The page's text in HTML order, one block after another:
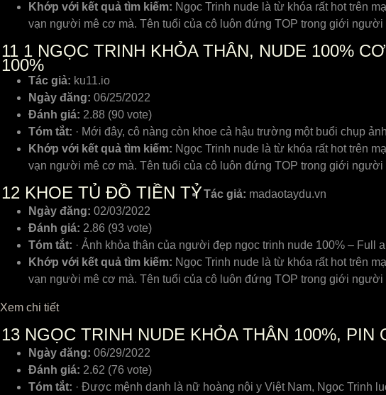
Khớp với kết quả tìm kiếm: Ngọc Trinh nude là từ khóa rất hot trên
vạn người mê cơ mà. Tên tuổi của cô luôn đứng TOP trong giới
11 1 NGỌC TRINH KHỎA THÂN, NUDE 100%
100%
Tác giả: ku11.io
Ngày đăng: 06/25/2022
Đánh giá: 2.88 (90 vote)
Tóm tắt: · Mới đây, cô nàng còn khoe cả hậu trường một buổi chụp
Khớp với kết quả tìm kiếm: Ngọc Trinh nude là từ khóa rất hot trên
vạn người mê cơ mà. Tên tuổi của cô luôn đứng TOP trong giới
12 KHOE TỦ ĐỒ TIỀN TỶTác giả: madaotaydu.vn
Ngày đăng: 02/03/2022
Đánh giá: 2.86 (93 vote)
Tóm tắt: · Ảnh khỏa thân của người đẹp ngọc trinh nude 100% – Full
Khớp với kết quả tìm kiếm: Ngọc Trinh nude là từ khóa rất hot trên
vạn người mê cơ mà. Tên tuổi của cô luôn đứng TOP trong giới
Xem chi tiết
13 NGỌC TRINH NUDE KHỎA THÂN 100%, PIN
Ngày đăng: 06/29/2022
Đánh giá: 2.62 (76 vote)
Tóm tắt: · Được mệnh danh là nữ hoàng nội y Việt Nam, Ngọc Trinh